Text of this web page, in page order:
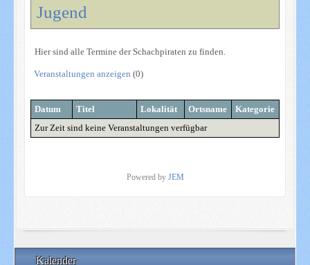
Kalender
Jugend
Hier sind alle Termine der Schachpiraten zu finden.
Veranstaltungen anzeigen (0)
Datum Titel Lokalität Ortsname
Kategorie
Zur Zeit sind keine Veranstaltungen verfügbar
Powered by JEM